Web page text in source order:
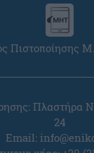
Πιστοποίησης
Πλαστήρα
24
Email: